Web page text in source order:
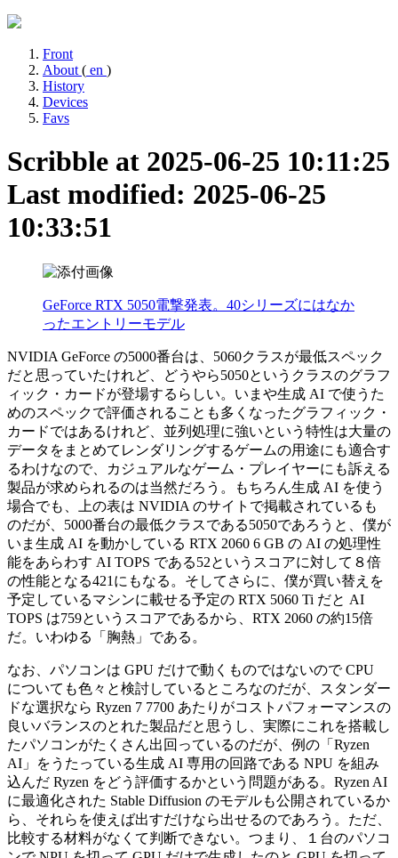
Front
About ( en )
History
Devices
Favs
Scribble at 2025-06-25 10:11:25
Last modified: 2025-06-25
10:33:51
GeForce RTX 5050電撃発表。40シリーズにはなか
ったエントリーモデル
NVIDIA GeForce の5000番台は、5060クラスが最低スペック
だと思っていたけれど、どうやら5050というクラスのグラフ
ィック・カードが登場するらしい。いまや生成 AI で使うた
めのスペックで評価されることも多くなったグラフィック・
カードではあるけれど、並列処理に強いという特性は大量の
データをまとめてレンダリングするゲームの用途にも適合す
るわけなので、カジュアルなゲーム・プレイヤーにも訴える
製品が求められるのは当然だろう。もちろん生成 AI を使う
場合でも、上の表は NVIDIA のサイトで掲載されているも
のだが、5000番台の最低クラスである5050であろうと、僕が
いま生成 AI を動かしている RTX 2060 6 GB の AI の処理性
能をあらわす AI TOPS である52というスコアに対して８倍
の性能となる421にもなる。そしてさらに、僕が買い替えを
予定しているマシンに載せる予定の RTX 5060 Ti だと AI
TOPS は759というスコアであるから、RTX 2060 の約15倍
だ。いわゆる「胸熱」である。
なお、パソコンは GPU だけで動くものではないので CPU
についても色々と検討しているところなのだが、スタンダー
ドな選択なら Ryzen 7 7700 あたりがコストパフォーマンスの
良いバランスのとれた製品だと思うし、実際にこれを搭載し
たパソコンがたくさん出回っているのだが、例の「Ryzen
AI」をうたっている生成 AI 専用の回路である NPU を組み
込んだ Ryzen をどう評価するかという問題がある。Ryzen AI
に最適化された Stable Diffusion のモデルも公開されているか
ら、それらを使えば出すだけなら出せるのであろう。ただ、
比較する材料がなくて判断できない。つまり、１台のパソコ